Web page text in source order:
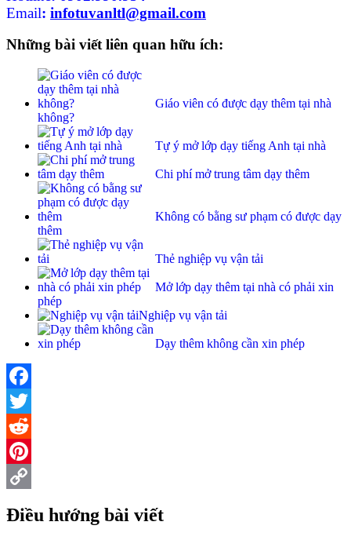
Email: infotuvanltl@gmail.com
Những bài viết liên quan hữu ích:
Giáo viên có được dạy thêm tại nhà
không?
Tự ý mở lớp dạy tiếng Anh tại nhà
Chi phí mở trung tâm dạy thêm
Không có bằng sư phạm có được dạy
thêm
Thẻ nghiệp vụ vận tải
Mở lớp dạy thêm tại nhà có phải xin
phép
Nghiệp vụ vận tải
Dạy thêm không cần xin phép
Facebook
Twitter
Reddit
Pinterest
Điều hướng bài viết